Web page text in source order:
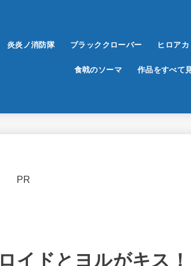
炎炎ノ消防隊 ブラッククローバー ヒロアカ
食戟のソーマ 作品をすべて
PR
イドとヨルがキス